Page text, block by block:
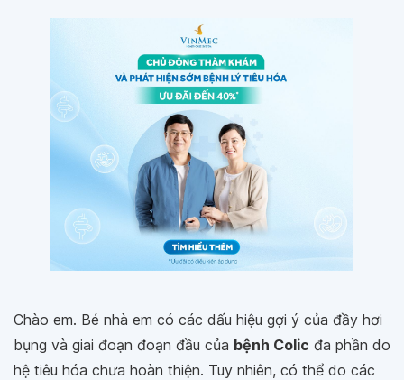
Chào em. Bé nhà em có các dấu hiệu gợi ý của đầy hơi
bụng và giai đoạn đoạn đầu của bệnh Colic đa phần do
hệ tiêu hóa chưa hoàn thiện. Tuy nhiên, có thể do các